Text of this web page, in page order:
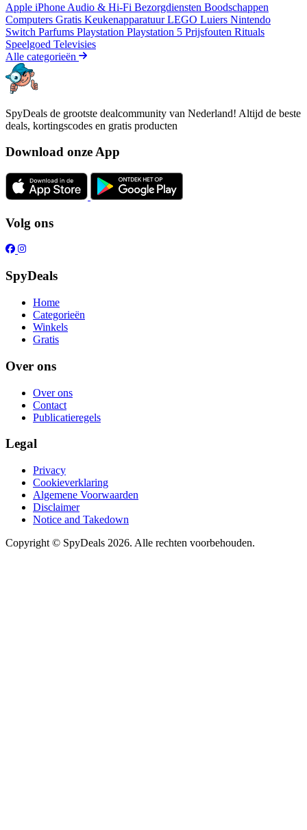
Apple iPhone Audio & Hi-Fi Bezorgdiensten Boodschappen
Computers Gratis KeukenapparatuurLEGO Luiers Nintendo
Switch Parfums Playstation Playstation 5 Prijsfouten Rituals
Speelgoed Televisies
Alle categorieën
SpyDeals de grootste dealcommunity van Nederland! Altijd de beste
deals, kortingscodes en gratis producten
Download onze App
Volg ons
SpyDeals
Home
Categorieën
Winkels
Gratis
Over ons
Over ons
Contact
Publicatieregels
Legal
Privacy
Cookieverklaring
Algemene Voorwaarden
Disclaimer
Notice and Takedown
Copyright © SpyDeals 2026. Alle rechten voorbehouden.